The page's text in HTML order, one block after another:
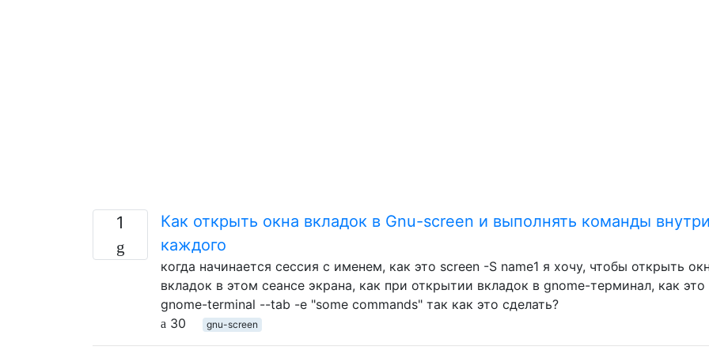
1
Как открыть окна вкладок в Gnu-screen и выполнять команды
каждого
когда начинается сессия с именем, как это screen -S name1 я хочу, чтобы открыть
вкладок в этом сеансе экрана, как при открытии вкладок в gnome-терминал, как это
gnome-terminal --tab -e "some commands" так как это сделать?
30
gnu-screen